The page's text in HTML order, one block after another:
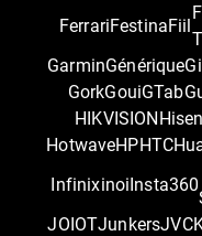
FerrariFestinaFiil
GarminGénérique
GorkGouiGTab
HIKVISION
HotwaveHPHTC
InfinixinoiInsta360
JOIOTJunkersJVC